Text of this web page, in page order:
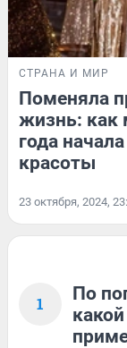
СТРАНА И МИР
Поменяла
жизнь: как
года
красоты
23 октября, 2024,
1
По